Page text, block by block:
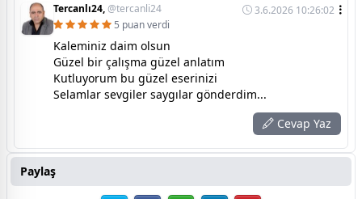
Tercanlı24,@tercanli24
3.6.2026 10:26:02
5 puan verdi
Kaleminiz daim olsun
Güzel bir çalışma güzel anlatım
Kutluyorum bu güzel eserinizi
Selamlar sevgiler saygılar gönderdim...
Cevap Yaz
Paylaş